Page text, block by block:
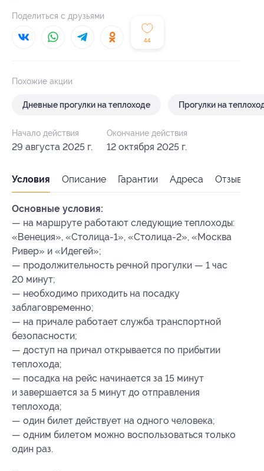
44
Поделиться с друзьями
Похожие акции
Дневные прогулки на теплоходе Прогулки на
Начало действия
29 августа 2025 г.
Окончание действия
12 октября 2025 г.
Условия Описание Гарантии Адреса Отзывы
Основные условия:
— на маршруте работают следующие теплоходы:
«Венеция», «Столица-1», «Столица-2», «Москва
Ривер» и «Идегей»;
— продолжительность речной прогулки — 1 час
20 минут;
— необходимо приходить на посадку
заблаговременно;
— на причале работает служба транспортной
безопасности;
— доступ на причал открывается по прибытии
теплохода;
— посадка на рейс начинается за 15 минут
и завершается за 5 минут до отправления
теплохода;
— один билет действует на одного человека;
— одним билетом можно воспользоваться только
один раз.